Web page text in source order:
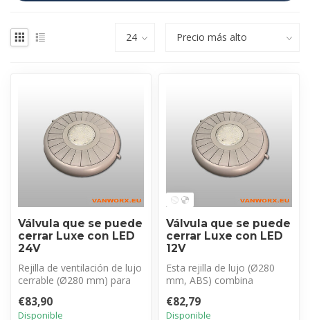
Válvula que se puede
cerrar Luxe con LED
24V
Rejilla de ventilación de lujo
cerrable (Ø280 mm) para
€83,90
Disponible
Válvula que se puede
cerrar Luxe con LED
12V
Esta rejilla de lujo (Ø280
mm, ABS) combina
Incluye ilum...
€82,79
Disponible